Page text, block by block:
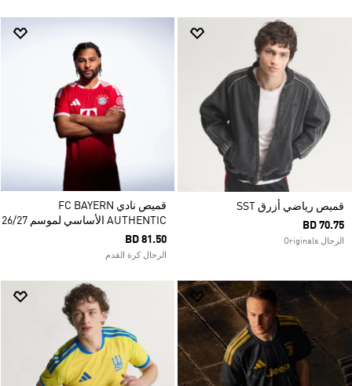
قميص رياضي أزرق SST
BD 70.75
الرجال Originals
قميص نادي FC BAYERN
AUTHENTIC الأساسي لموسم 26/27
BD 81.50
الرجال كرة القدم